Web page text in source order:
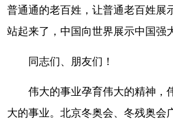
普通通的老百姓，让普通老百姓展
站起来了，中国向世界展示中国强
同志们、朋友们！
伟大的事业孕育伟大的精神，
大的事业。北京冬奥会、冬残奥会